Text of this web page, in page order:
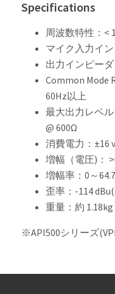
Specifications
周波数特性：<
マイク入力イ
出力インピー
Common Mode
60Hz以上
最大出力レベル
@ 600Ω
消費電力：±16
増幅（電圧)：
増幅率：0～
歪率：-114
重量：約 1.18kg
※API500シリーズ